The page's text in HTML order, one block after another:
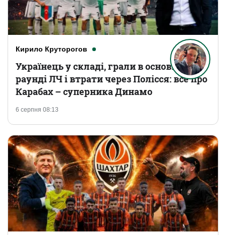
Кирило Круторогов
6 серпня 08:13
Українець у складі, грали в основному
раунді ЛЧ і втрати через Полісся: все про
Карабах – суперника Динамо